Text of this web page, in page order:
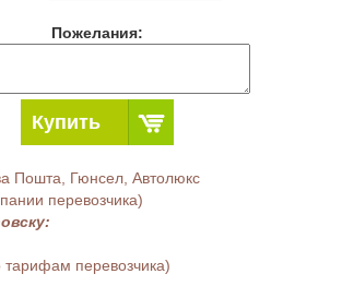
Пожелания:
Купить
Пошта, Гюнсел, Автолюкс
перевозчика)
перевозчика)